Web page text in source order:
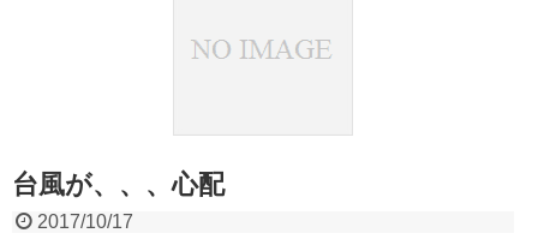
台風が、、、心配
2017/10/17